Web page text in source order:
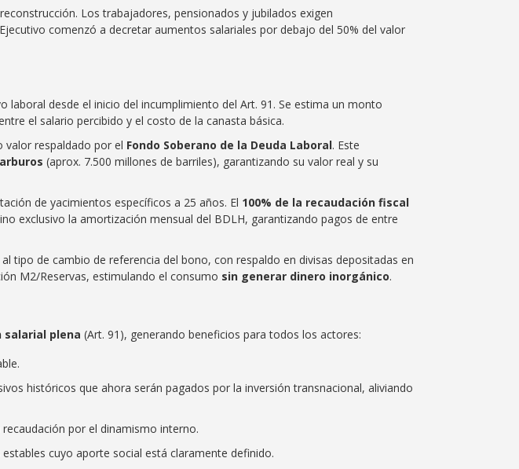
Los trabajadores, pensionados y jubilados exigen
comenzó a decretar aumentos salariales por debajo del 50% del valor
laboral desde el inicio del incumplimiento del Art. 91. Se estima un monto
el salario percibido y el costo de la canasta básica.
valor respaldado por el Fondo Soberano de la Deuda Laboral. Este
(aprox. 7.500 millones de barriles), garantizando su valor real y su
de yacimientos específicos a 25 años. El 100% de la recaudación fiscal
exclusivo la amortización mensual del BDLH, garantizando pagos de entre
tipo de cambio de referencia del bono, con respaldo en divisas depositadas en
M2/Reservas, estimulando el consumo sin generar dinero inorgánico.
salarial plena (Art. 91), generando beneficios para todos los actores:
históricos que ahora serán pagados por la inversión transnacional, aliviando
por el dinamismo interno.
cuyo aporte social está claramente definido.